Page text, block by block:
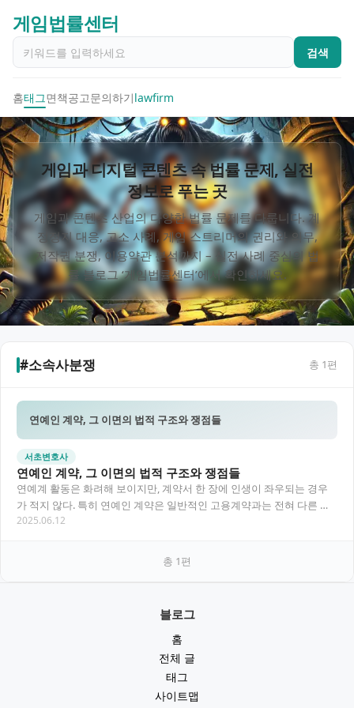
게임법률센터
검색
홈태그면책공고문의하기lawfirm
게임과 디지털 콘텐츠 속 법률 문제, 실전
정보로 푸는 곳
게임과 콘텐츠 산업의 다양한 법률 문제를 다룹니다. 계
정정지 대응, 고소 사례, 게임 스트리머의 권리와 의무,
저작권 분쟁, 이용약관 분석까지 – 실전 사례 중심의 법
#소속사분쟁 총 1편
연예인 계약, 그 이면의 법적 구조와 쟁점들
서초변호사
연예인 계약, 그 이면의 법적 구조와 쟁점들
연예계 활동은 화려해 보이지만, 계약서 한 장에 인생이 좌우되는 경우
가 적지 않다. 특히 연예인 계약은 일반적인 고용계약과는 전혀 다른 구
조와 리스크를 내포하고 있어 법적 해석에…
2025.06.12
총 1편
블로그
홈
전체 글
태그
사이트맵